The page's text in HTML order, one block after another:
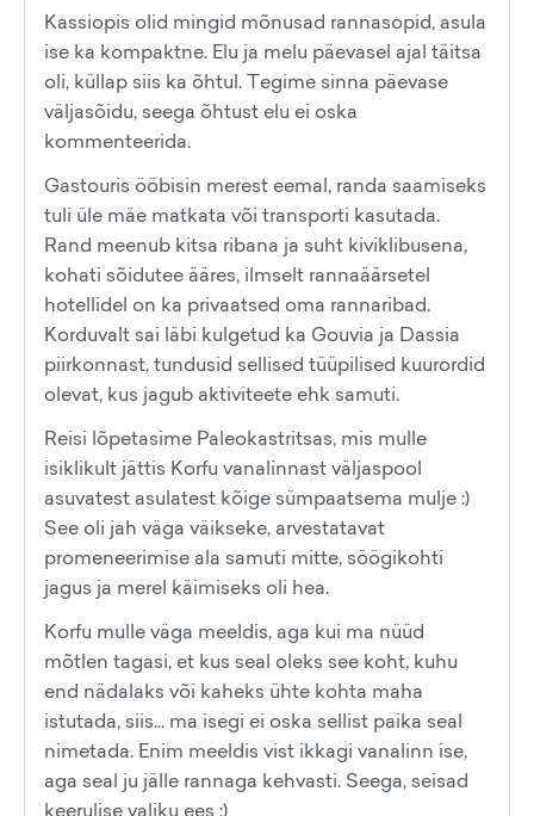
Kassiopis olid mingid mõnusad rannasopid, asula
ise ka kompaktne. Elu ja melu päevasel ajal täitsa
oli, küllap siis ka õhtul. Tegime sinna päevase
väljasõidu, seega õhtust elu ei oska
kommenteerida.
Gastouris ööbisin merest eemal, randa saamiseks
tuli üle mäe matkata või transporti kasutada.
Rand meenub kitsa ribana ja suht kiviklibusena,
kohati sõidutee ääres, ilmselt rannaäärsetel
hotellidel on ka privaatsed oma rannaribad.
Korduvalt sai läbi kulgetud ka Gouvia ja Dassia
piirkonnast, tundusid sellised tüüpilised kuurordid
olevat, kus jagub aktiviteete ehk samuti.
Reisi lõpetasime Paleokastritsas, mis mulle
isiklikult jättis Korfu vanalinnast väljaspool
asuvatest asulatest kõige sümpaatsema mulje :)
See oli jah väga väikseke, arvestatavat
promeneerimise ala samuti mitte, söögikohti
jagus ja merel käimiseks oli hea.
Korfu mulle väga meeldis, aga kui ma nüüd
mõtlen tagasi, et kus seal oleks see koht, kuhu
end nädalaks või kaheks ühte kohta maha
istutada, siis... ma isegi ei oska sellist paika seal
nimetada. Enim meeldis vist ikkagi vanalinn ise,
aga seal ju jälle rannaga kehvasti. Seega, seisad
keerulise valiku ees :)